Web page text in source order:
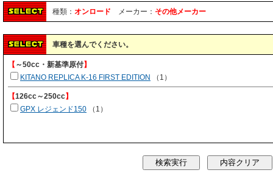
種類： オンロード メーカー： その他メーカー
車種を選んでください。
【 ～50cc・新基準原付】
KITANO REPLICA K-16 FIRST EDITION
（1）
【126cc～250cc】
GPX レジェンド150 （1）